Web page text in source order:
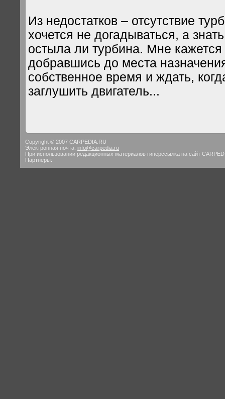
Из недостатков – отсутствие
хочется не догадываться, а
остыла ли турбина. Мне
добравшись до места
собственное время и ждать,
заглушить двигатель...
Copyright © 2007 CARPEDIA.RU
Электронная почта: info@carpedia.ru
При использовании редакционных материалов гиперссылка на сайт
Партнеры: